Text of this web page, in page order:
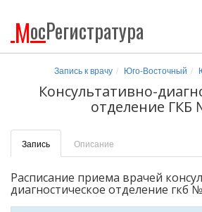
МосРегистратура
Запись к врачу Юго-Восточный
Консультативно-
отделение ГКБ
Запись Описание
Расписание приема врачей
диагностическое отделение гкб